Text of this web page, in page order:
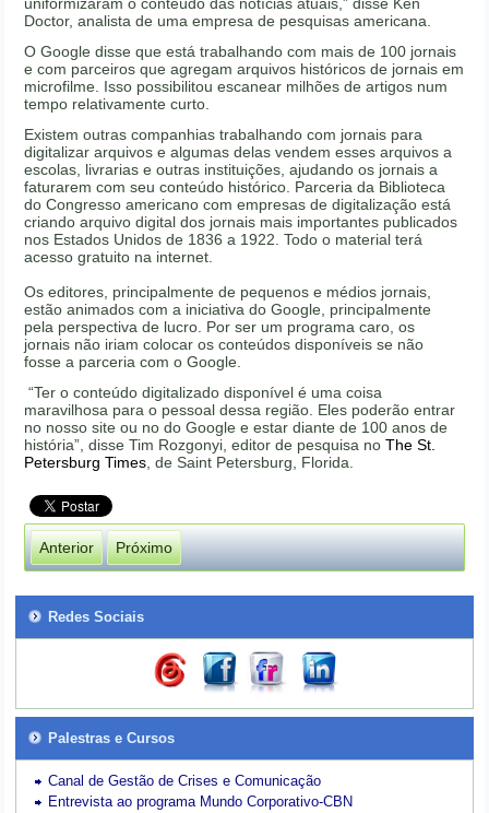
uniformizaram o conteúdo das notícias atuais,” disse Ken
Doctor, analista de uma empresa de pesquisas americana.
O Google disse que está trabalhando com mais de 100 jornais
e com parceiros que agregam arquivos históricos de jornais em
microfilme. Isso possibilitou escanear milhões de artigos num
tempo relativamente curto.
Existem outras companhias trabalhando com jornais para
digitalizar arquivos e algumas delas vendem esses arquivos a
escolas, livrarias e outras instituições, ajudando os jornais a
faturarem com seu conteúdo histórico. Parceria da Biblioteca
do Congresso americano com empresas de digitalização está
criando arquivo digital dos jornais mais importantes publicados
nos Estados Unidos de 1836 a 1922. Todo o material terá
acesso gratuito na internet.
Os editores, principalmente de pequenos e médios jornais,
estão animados com a iniciativa do Google, principalmente
pela perspectiva de lucro. Por ser um programa caro, os
jornais não iriam colocar os conteúdos disponíveis se não
fosse a parceria com o Google.
“Ter o conteúdo digitalizado disponível é uma coisa
maravilhosa para o pessoal dessa região. Eles poderão entrar
no nosso site ou no do Google e estar diante de 100 anos de
história”, disse Tim Rozgonyi, editor de pesquisa noThe St.
Petersburg Times, de Saint Petersburg, Florida.
Anterior Próximo
Redes Sociais
Palestras e Cursos
Canal de Gestão de Crises e Comunicação
Entrevista ao programa Mundo Corporativo-CBN